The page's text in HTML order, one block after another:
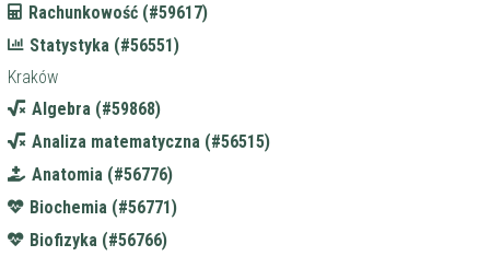
Rachunkowość (#59617)
Statystyka (#56551)
Kraków
Algebra (#59868)
Analiza matematyczna (#56515)
Anatomia (#56776)
Biochemia (#56771)
Biofizyka (#56766)